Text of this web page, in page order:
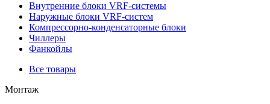
Внутренние блоки VRF-cистемы
Наружные блоки VRF-cистем
Компрессорно-конденсаторные блоки
Чиллеры
Фанкойлы
Все товары
Монтаж